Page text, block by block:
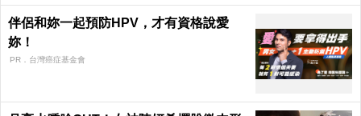
伴侶和妳一起預防HPV，才有資格說愛
妳！
PR．台灣癌症基金會